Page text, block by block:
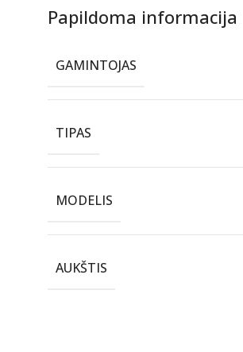
Papildoma informacija
GAMINTOJAS
TIPAS
MODELIS
AUKŠTIS